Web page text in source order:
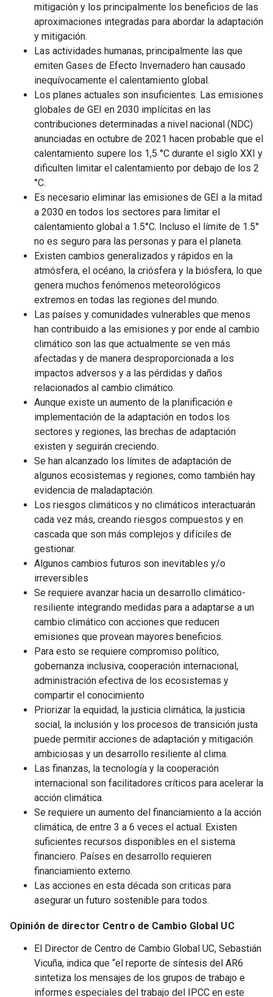
mitigación y los principalmente los beneficios de las
aproximaciones integradas para abordar la adaptación
y mitigación.
Las actividades humanas, principalmente las que
emiten Gases de Efecto Invernadero han causado
inequívocamente el calentamiento global.
Los planes actuales son insuficientes. Las emisiones
globales de GEI en 2030 implícitas en las
contribuciones determinadas a nivel nacional (NDC)
anunciadas en octubre de 2021 hacen probable que el
calentamiento supere los 1,5 °C durante el siglo XXI y
dificulten limitar el calentamiento por debajo de los 2
°C.
Es necesario eliminar las emisiones de GEI a la mitad
a 2030 en todos los sectores para limitar el
calentamiento global a 1.5°C. Incluso el límite de 1.5°
no es seguro para las personas y para el planeta.
Existen cambios generalizados y rápidos en la
atmósfera, el océano, la criósfera y la biósfera, lo que
genera muchos fenómenos meteorológicos
extremos en todas las regiones del mundo.
Las países y comunidades vulnerables que menos
han contribuido a las emisiones y por ende al cambio
climático son las que actualmente se ven más
afectadas y de manera desproporcionada a los
impactos adversos y a las pérdidas y daños
relacionados al cambio climático.
Aunque existe un aumento de la planificación e
implementación de la adaptación en todos los
sectores y regiones, las brechas de adaptación
existen y seguirán creciendo.
Se han alcanzado los límites de adaptación de
algunos ecosistemas y regiones, como también hay
evidencia de maladaptación.
Los riesgos climáticos y no climáticos interactuarán
cada vez más, creando riesgos compuestos y en
cascada que son más complejos y difíciles de
gestionar.
Algunos cambios futuros son inevitables y/o
irreversibles
Se requiere avanzar hacia un desarrollo climático-
resiliente integrando medidas para a adaptarse a un
cambio climático con acciones que reducen
emisiones que provean mayores beneficios.
Para esto se requiere compromiso político,
gobernanza inclusiva, cooperación internacional,
administración efectiva de los ecosistemas y
compartir el conocimiento
Priorizar la equidad, la justicia climática, la justicia
social, la inclusión y los procesos de transición justa
puede permitir acciones de adaptación y mitigación
ambiciosas y un desarrollo resiliente al clima.
Las finanzas, la tecnología y la cooperación
internacional son facilitadores críticos para acelerar la
acción climática.
Se requiere un aumento del financiamiento a la acción
climática, de entre 3 a 6 veces el actual. Existen
suficientes recursos disponibles en el sistema
financiero. Países en desarrollo requieren
financiamiento externo.
Las acciones en esta década son criticas para
asegurar un futuro sostenible para todos.
Opinión de director Centro de Cambio Global UC
El Director de Centro de Cambio Global UC, Sebastián
Vicuña, indica que “el reporte de síntesis del AR6
sintetiza los mensajes de los grupos de trabajo e
informes especiales del trabajo del IPCC en este